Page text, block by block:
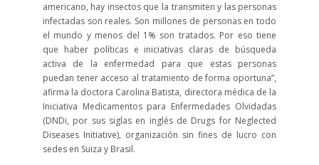
americano, hay insectos que la transmiten y las personas
infectadas son reales. Son millones de personas en todo
el mundo y menos del 1% son tratados. Por eso tiene
que haber políticas e iniciativas claras de búsqueda
activa de la enfermedad para que estas personas
puedan tener acceso al tratamiento de forma oportuna”,
afirma la doctora Carolina Batista, directora médica de la
Iniciativa Medicamentos para Enfermedades Olvidadas
(DNDi, por sus siglas en inglés de Drugs for Neglected
Diseases Initiative), organización sin fines de lucro con
sedes en Suiza y Brasil.